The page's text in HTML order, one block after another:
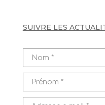
SUIVRE LES